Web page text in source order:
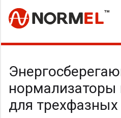
нормализаторы
для трехфазных